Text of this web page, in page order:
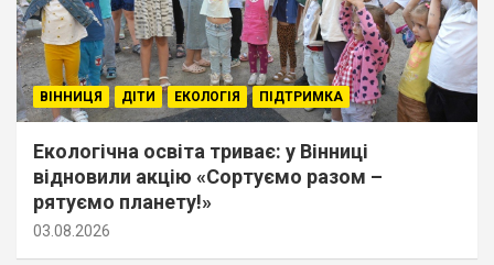
ВІННИЦЯ ДІТИ ЕКОЛОГІЯ ПІДТРИМКА
Екологічна освіта триває: у Вінниці
відновили акцію «Сортуємо разом –
рятуємо планету!»
03.08.2026